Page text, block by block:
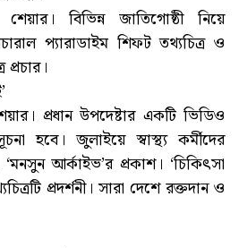
বিভিন্ন জাতিগোষ্ঠী নিয়ে
প্যারাডাইম শিফট তথ্যচিত্র ও
প্রচার।
প্রধান উপদেষ্টার একটি ভিডিও
হবে। জুলাইয়ে স্বাস্থ্য কর্মীদের
আর্কাইভ’র প্রকাশ। ‘চিকিৎসা
প্রদর্শনী। সারা দেশে রক্তদান ও